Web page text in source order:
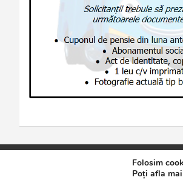
Jurnalul de Brăila
Folosim
Poți afla